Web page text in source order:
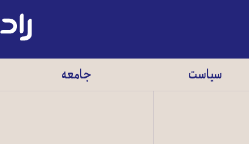
رادیو
زمانه
سیاست جامعه